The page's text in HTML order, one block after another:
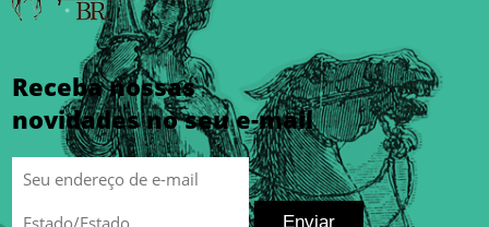
Receba nossas
novidades no seu e-mail
Enviar